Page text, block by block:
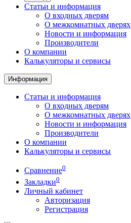
Статьи и информация
О входных дверям
О межкомнатных дверях
Новости и информация
Производители
О компании
Калькуляторы и сервисы
Информация
Статьи и информация
О входных дверям
О межкомнатных дверях
Новости и информация
Производители
О компании
Калькуляторы и сервисы
Сравнение0
Закладки0
Личный кабинет
Авторизация
Регистрация